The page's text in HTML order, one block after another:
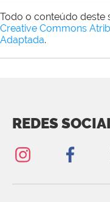
Todo o conteúdo deste
Creative Commons
Adaptada.
REDES